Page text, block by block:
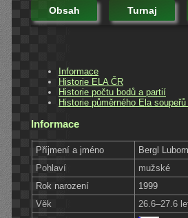
Obsah Turnaj
Informace
Historie ELA ČR
Historie počtu bodů a partií
Historie půměrného Ela
Informace
Příjmení a jméno
Bergl
Pohlaví
mužské
Rok narození
1999
Věk
26.6–27.6